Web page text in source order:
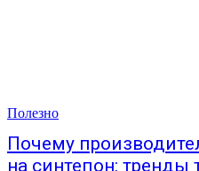
Полезно
Почему
на синтепон: тренды